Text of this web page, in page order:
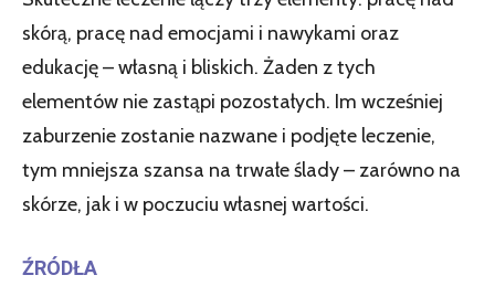
skórą, pracę nad emocjami i nawykami oraz
edukację – własną i bliskich. Żaden z tych
elementów nie zastąpi pozostałych. Im wcześniej
zaburzenie zostanie nazwane i podjęte leczenie,
tym mniejsza szansa na trwałe ślady – zarówno na
skórze, jak i w poczuciu własnej wartości.
ŹRÓDŁA